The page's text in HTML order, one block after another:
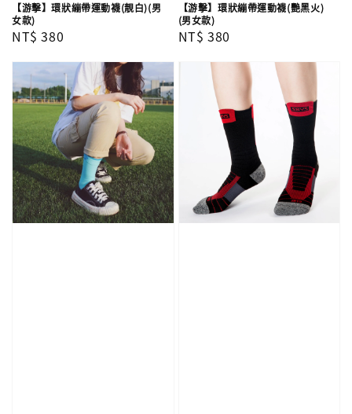
【游擊】環狀繃帶運動襪(靚白)(男
女款)
Regular
NT$ 380
【游擊】環狀繃帶運動襪(艷黑火)
(男女款)
Regular
NT$ 380